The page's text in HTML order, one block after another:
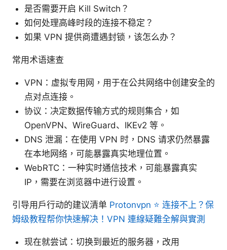
是否需要开启 Kill Switch？
如何处理高峰时段的连接不稳定？
如果 VPN 提供商遭遇封锁，该怎么办？
常用术语速查
VPN：虚拟专用网，用于在公共网络中创建安全的
点对点连接。
协议：决定数据传输方式的规则集合，如
OpenVPN、WireGuard、IKEv2 等。
DNS 泄漏：在使用 VPN 时，DNS 请求仍然暴露
在本地网络，可能暴露真实地理位置。
WebRTC：一种实时通信技术，可能暴露真实
IP，需要在浏览器中进行设置。
引导用户行动的建议清单 Protonvpn ⭐ 连接不上？保
姆级教程帮你快速解决！VPN 連線疑難全解與實測
现在就尝试：切换到最近的服务器，改用